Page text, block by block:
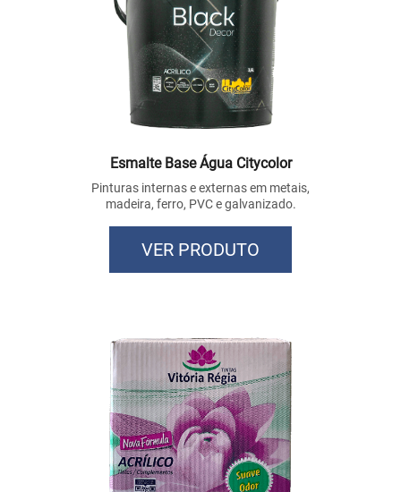
Esmalte Base Água Citycolor
Pinturas internas e externas em metais,
madeira, ferro, PVC e galvanizado.
VER PRODUTO